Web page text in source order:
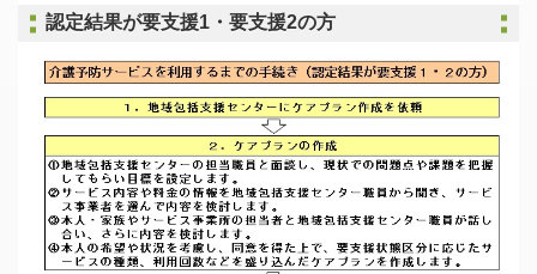
認定結果が要支援1・要支援2の方